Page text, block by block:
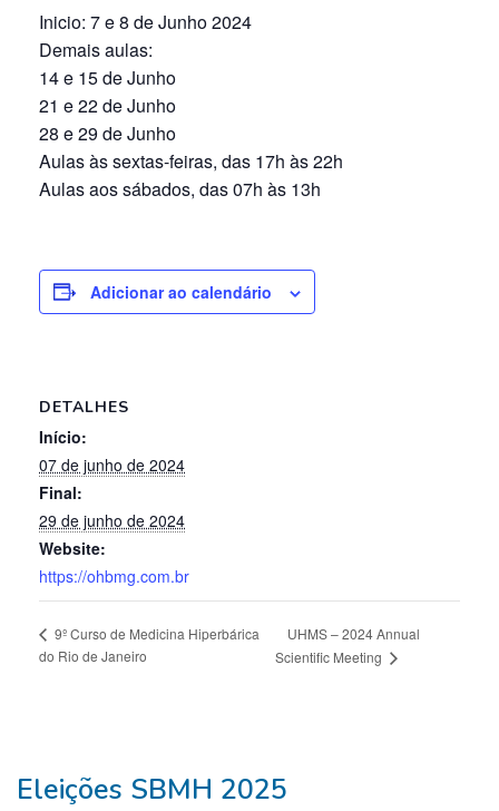
Inicio: 7 e 8 de Junho 2024
Demais aulas:
14 e 15 de Junho
21 e 22 de Junho
28 e 29 de Junho
Aulas às sextas-feiras, das 17h às 22h
Aulas aos sábados, das 07h às 13h
Adicionar ao calendário
DETALHES
Início:
07 de junho de 2024
Final:
29 de junho de 2024
Website:
https://ohbmg.com.br
9º Curso de Medicina Hiperbárica
do Rio de Janeiro
UHMS – 2024 Annual
Scientific Meeting
Eleições SBMH 2025